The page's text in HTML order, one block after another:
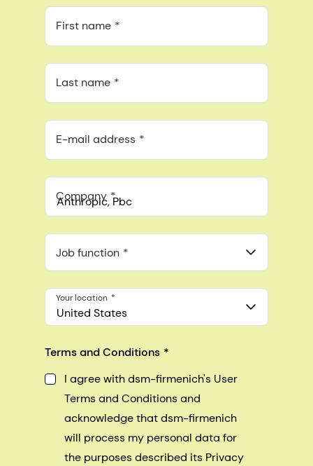
First name
Last name
E-mail address
Company
548 Market St Pmb 90375, San Francisco, California, US
Job function
United States
Your location
Terms and Conditions
I agree with dsm-firmenich's User
Terms and Conditions and
acknowledge that dsm-firmenich
will process my personal data for
the purposes described its Privacy